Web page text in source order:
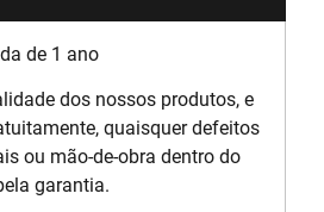
de 1 ano
dos nossos produtos, e
quaisquer defeitos
ou mão-de-obra dentro do
garantia.